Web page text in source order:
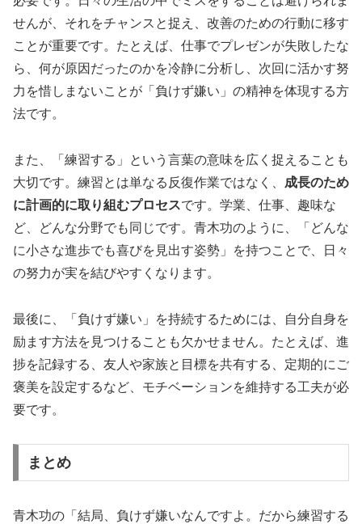
せんが、それをチャンスと捉え、改善のための行動に移す
ことが重要です。たとえば、仕事でプレゼンが失敗したな
ら、何が原因だったのかを冷静に分析し、次回に活かす努
力を惜しまないことが「負けず嫌い」の精神を体現する方
法です。
また、「練習する」という言葉の意味を広く捉えることも
大切です。練習とは単なる反復作業ではなく、 成長のため
に計画的に取り組むプロセスです。学業、仕事、趣味な
ど、どんな分野でも同じです。青木功のように、「どんな
に小さな進歩でも喜びを見出す姿勢」を持つことで、日々
の努力が実を結びやすくなります。
最後に、「負けず嫌い」を持続するためには、自分自身を
励ます方法を見つけることも欠かせません。たとえば、進
捗を記録する、友人や家族と目標を共有する、定期的にご
褒美を設定するなど、モチベーションを維持する工夫が必
要です。
まとめ
青木功の「結局、負けず嫌いなんですよ。だから練習する